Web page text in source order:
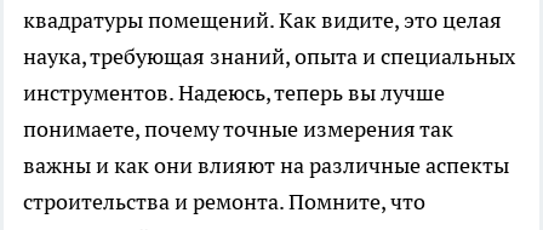
квадратуры помещений. Как видите, это целая
наука, требующая знаний, опыта и специальных
инструментов. Надеюсь, теперь вы лучше
понимаете, почему точные измерения так
важны и как они влияют на различные аспекты
строительства и ремонта. Помните, что